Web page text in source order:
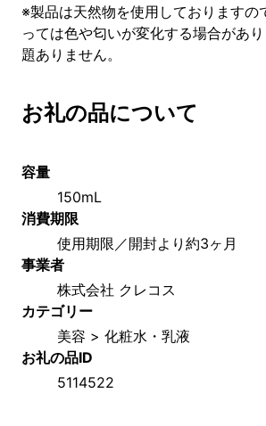
※製品は天然物を使用しておりますの
っては色や匂いが変化する場合があ
題ありません。
お礼の品について
容量
150mL
消費期限
使用期限／開封より約3ヶ月
事業者
株式会社 クレコス
カテゴリー
美容 > 化粧水・乳液
お礼の品ID
5114522